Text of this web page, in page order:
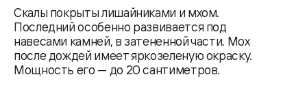
Скалы покрыты лишайниками и мхом.
Последний особенно развивается под
навесами камней, в затененной части. Мох
после дождей имеет яркозеленую окраску.
Мощность его — до 20 сантиметров.